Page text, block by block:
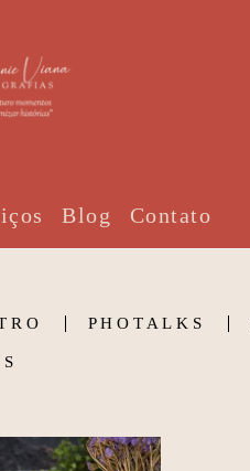
Blog Contato
PHOTALKS